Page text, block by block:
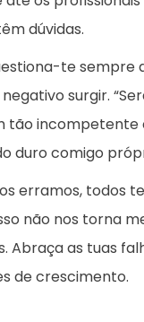
dúvidas.
te sempre
surgir.
tão incompetente
duro comigo
erramos, todos
não nos torna
Abraça as tuas
de crescimento.